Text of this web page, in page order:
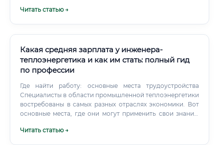
специалисты для проектирования, внедрения и
Читать статью →
Какая средняя зарплата у инженера-
теплоэнергетика и как им стать: полный гид
по профессии
Где найти работу: основные места трудоустройства
Специалисты в области промышленной теплоэнергетики
востребованы в самых разных отраслях экономики. Вот
основные места, где они могут применить свои знания:
Читать статью →